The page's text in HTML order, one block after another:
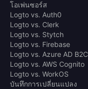
โอเพ่นซอร์ส
Logto vs. Auth0
Logto vs. Clerk
Logto vs. Stytch
Logto vs. Firebase
Logto vs. Azure AD B2C
Logto vs. AWS Cognito
Logto vs. WorkOS
บันทึกการเปลี่ยนแปลง